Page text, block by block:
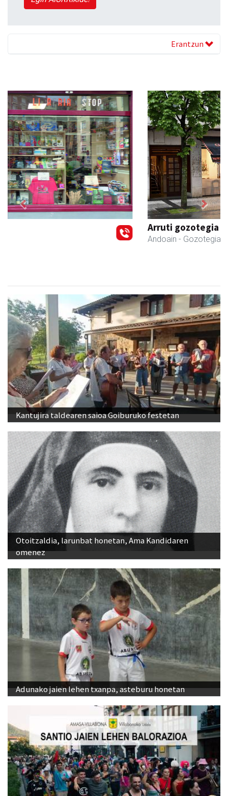
Erantzun
Previous Next
Kantujira taldearen saioa Goiburuko festetan
Otoitzaldia, larunbat honetan, Ama Kandidaren
omenez
Adunako jaien lehen txanpa, asteburu honetan